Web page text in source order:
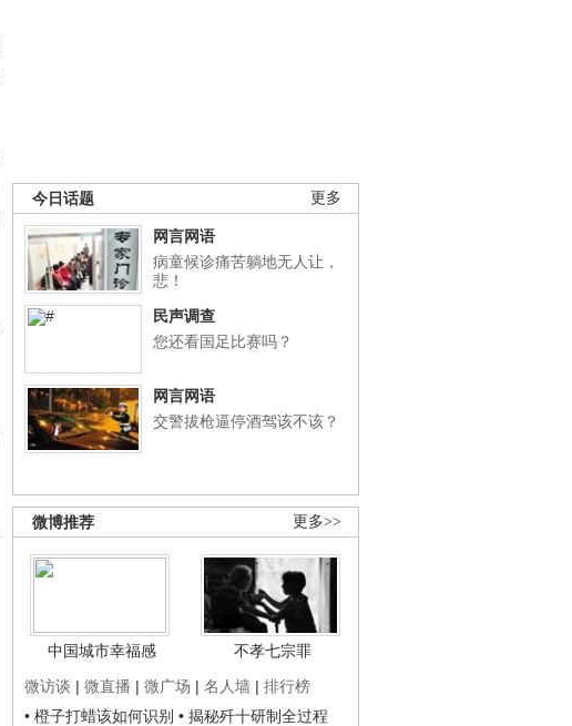
更多
今日话题
网言网语
病童候诊痛苦躺地无人让，
悲！
民声调查
您还看国足比赛吗？
网言网语
交警拔枪逼停酒驾该不该？
更多>>
微博推荐
中国城市幸福感
不孝七宗罪
微访谈 | 微直播 | 微广场 | 名人墙 | 排行榜
• 橙子打蜡该如何识别 • 揭秘歼十研制全过程